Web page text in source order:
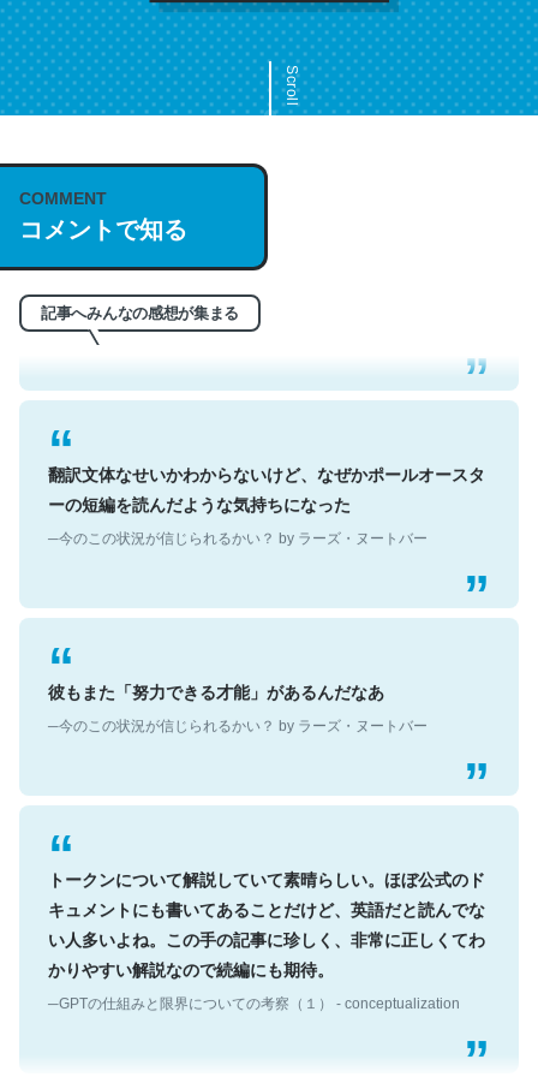
Scroll
COMMENT
コメントで知る
記事へみんなの感想が集まる
これは名文。彼はとてもクレバーなんだろうなと凄く思
う。英語少しでも読める人は原文もお勧め。自分はこの流
れ好き。Let’s Fucking Go. Then Covid hit. Shit.
─今のこの状況が信じられるかい？ by ラーズ・ヌートバー
翻訳文体なせいかわからないけど、なぜかポールオースタ
ーの短編を読んだような気持ちになった
彼もまた「努力できる才能」があるんだなあ
トークンについて解説していて素晴らしい。ほぼ公式のド
キュメントにも書いてあることだけど、英語だと読んでな
い人多いよね。この手の記事に珍しく、非常に正しくてわ
かりやすい解説なので続編にも期待。